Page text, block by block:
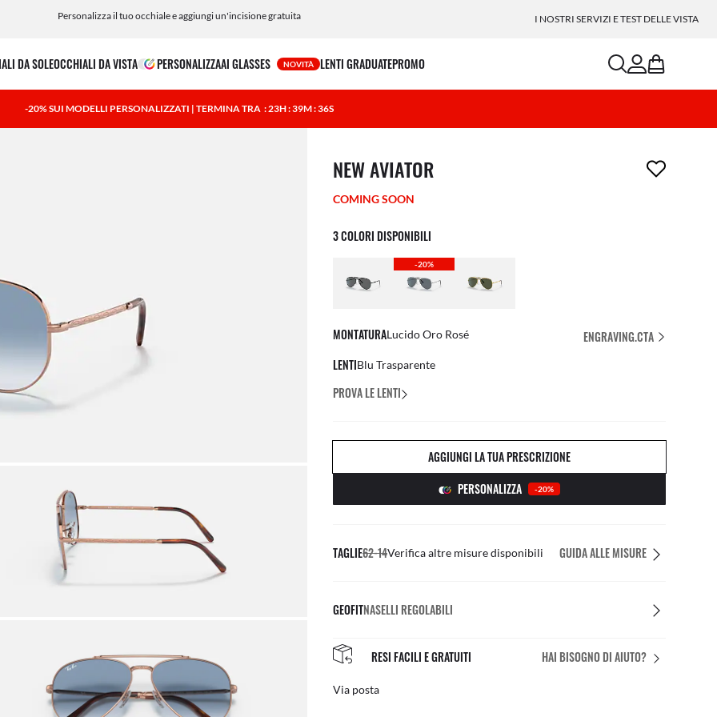
graduate online o in negozio in modo facile e veloce Le consegniamo direttamente a casa tua I NOSTRI SERVIZI E TEST DELLE VISTA
DA SOLEOCCHIALI DA VISTA PERSONALIZZAAI GLASSES NOVITÀ LENTI GRADUATEPROMO searchaccount
bag
-20% SUI MODELLI PERSONALIZZATI | TERMINA TRA : 23H : 39M : 35S
1 articolo è stato aggiunto alla tua wishlist
NEW AVIATOR
COMING SOON
3 COLORI DISPONIBILI
-20%
MONTATURALucido Oro Rosé
ENGRAVING.CTA
LENTIBlu Trasparente
PROVA LE LENTI
AGGIUNGI LA TUA PRESCRIZIONE
PERSONALIZZA
-20%
TAGLIE62-14Verifica altre misure disponibili GUIDA ALLE MISURE
GEOFITNASELLI REGOLABILI
HAI BISOGNO DI AIUTO?
RESI FACILI E GRATUITI IL FIT PERFETTO
Regolazioni personalizzate gratuite